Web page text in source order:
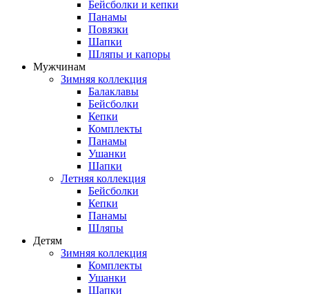
Бейсболки и кепки
Панамы
Повязки
Шапки
Шляпы и капоры
Мужчинам
Зимняя коллекция
Балаклавы
Бейсболки
Кепки
Комплекты
Панамы
Ушанки
Шапки
Летняя коллекция
Бейсболки
Кепки
Панамы
Шляпы
Детям
Зимняя коллекция
Комплекты
Ушанки
Шапки